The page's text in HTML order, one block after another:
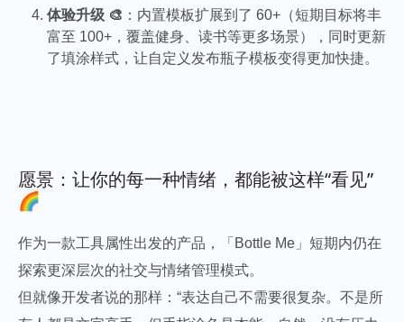
体验升级 🎨 ：内置模板扩展到了 60+（短期目标将丰
富至 100+，覆盖健身、读书等更多场景），同时更新
了填涂样式，让自定义发布瓶子模板变得更加快捷。
愿景：让你的每一种情绪，都能被这样“看见”
🌈
作为一款工具属性出发的产品，「Bottle Me」短期内仍在
探索更深层次的社交与情绪管理模式。
但就像开发者说的那样：“表达自己不需要很复杂。不是所